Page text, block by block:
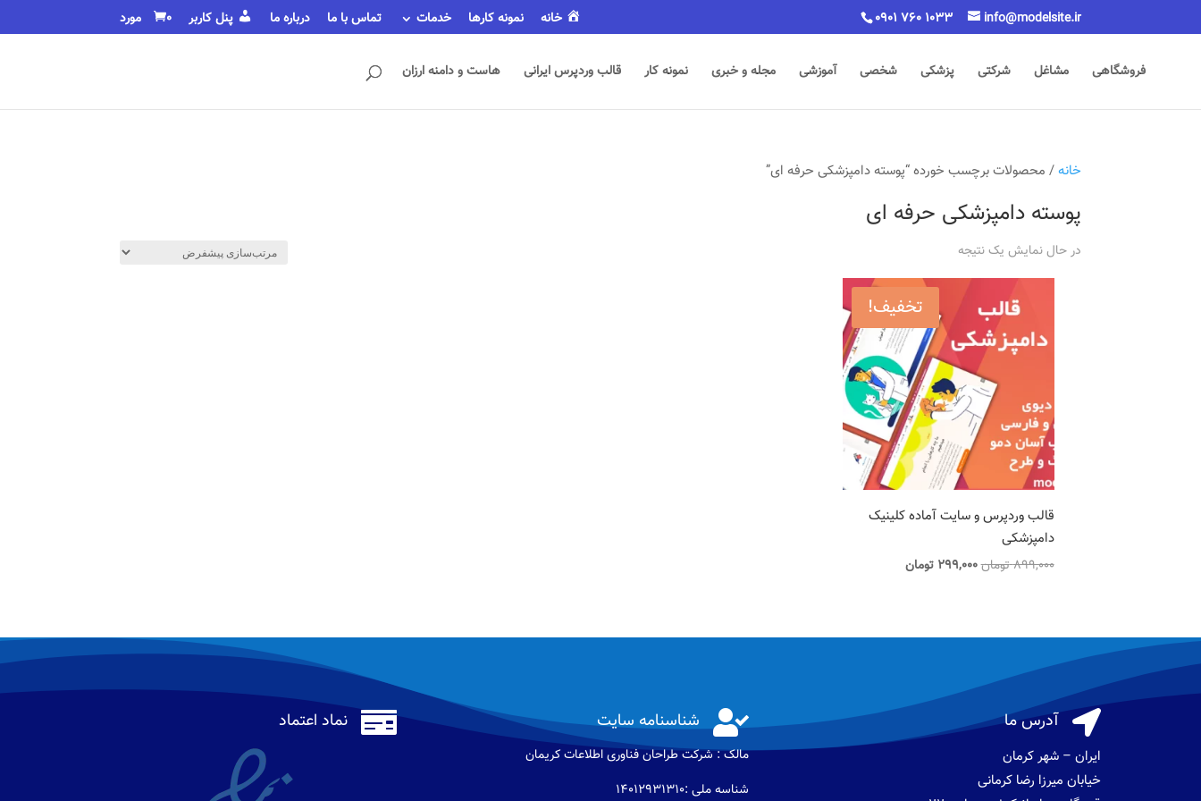
0901 760 1033 info@modelsite.ir خانه نمونه کارها خدمات تماس با ما درباره ما پنل کاربر 0 مورد
فروشگاهی مشاغل شرکتی پزشکی شخصی آموزشی مجله و خبری نمونه کار قالب وردپرس ایرانی هاست و دامنه ارزان
خانه/ محصولات برچسب خورده “پوسته دامپزشکی حرفه ای”
پوسته دامپزشکی حرفه ای
در حال نمایش یک نتیجه
تخفیف!
قالب وردپرس و سایت آماده کلینیک
دامپزشکی
899,000تومانقیمت
299,000 تومانقیمت
 نماد اعتماد  شناسنامه سایت
مالک : شرکت طراحان فناوری اطلاعات كريمان
شناسه ملی :14012931310
 آدرس ما
ایران – شهر کرمان
خیابان میرزا رضا کرمانی